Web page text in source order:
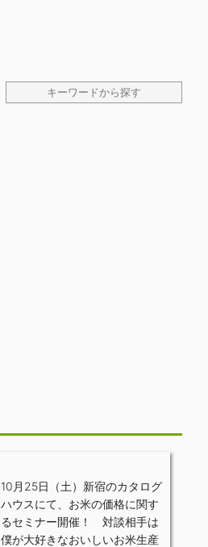
10月25日（土）新宿のカタログ
ハウスにて、お米の価格に関す
るセミナー開催！ 対談相手は
僕が大好きなおいしいお米生産